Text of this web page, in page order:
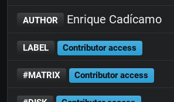
AUTHOR Enrique Cadícamo
LABEL Contributor access
#MATRIX Contributor access